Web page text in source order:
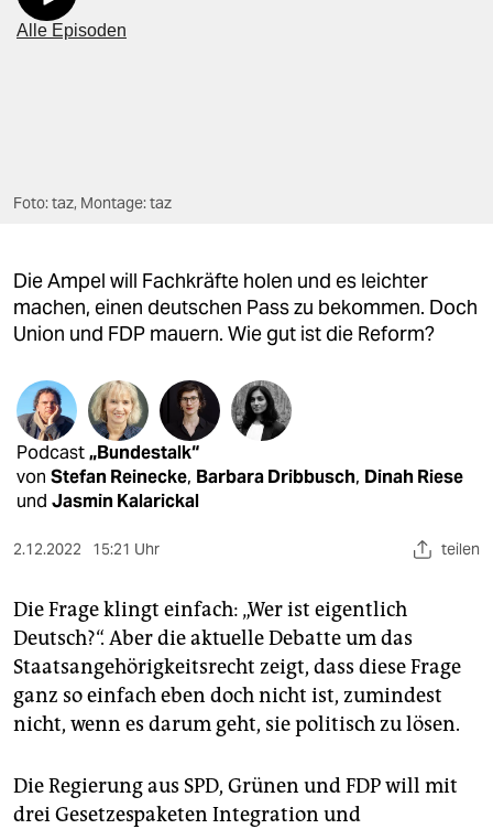
verlag
shop
fragen & hilfe
abo
genossenschaft
epaper login
Foto: taz, Montage: taz
Die Ampel will Fachkräfte holen und es leichter
machen, einen deutschen Pass zu bekommen. Doch
Union und FDP mauern. Wie gut ist die Reform?
Podcast„Bundestalk“
von Stefan Reinecke, Barbara Dribbusch, Dinah Riese
und Jasmin Kalarickal
2.12.2022 15:21 Uhr teilen
Die Frage klingt einfach: „Wer ist eigentlich
Deutsch?“. Aber die aktuelle Debatte um das
Staatsangehörigkeitsrecht zeigt, dass diese Frage
ganz so einfach eben doch nicht ist, zumindest
nicht, wenn es darum geht, sie politisch zu lösen.
Die Regierung aus SPD, Grünen und FDP will mit
drei Gesetzespaketen Integration und